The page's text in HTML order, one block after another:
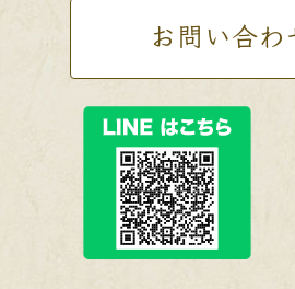
お問い合